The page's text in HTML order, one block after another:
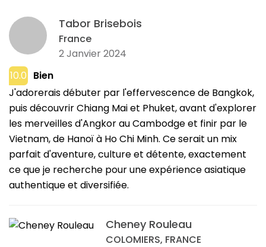
Tabor Brisebois
France
2 Janvier 2024
10.0 Bien
J'adorerais débuter par l'effervescence de Bangkok,
puis découvrir Chiang Mai et Phuket, avant d'explorer
les merveilles d'Angkor au Cambodge et finir par le
Vietnam, de Hanoï à Ho Chi Minh. Ce serait un mix
parfait d'aventure, culture et détente, exactement
ce que je recherche pour une expérience asiatique
authentique et diversifiée.
Cheney Rouleau
COLOMIERS, FRANCE